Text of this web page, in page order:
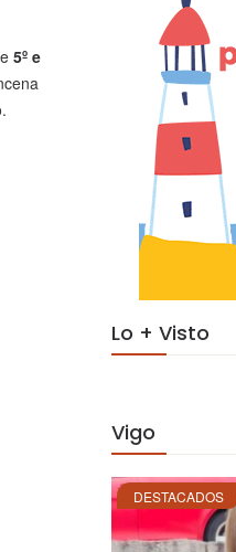
5º e
Lo + Visto
Vigo
DESTACADOS